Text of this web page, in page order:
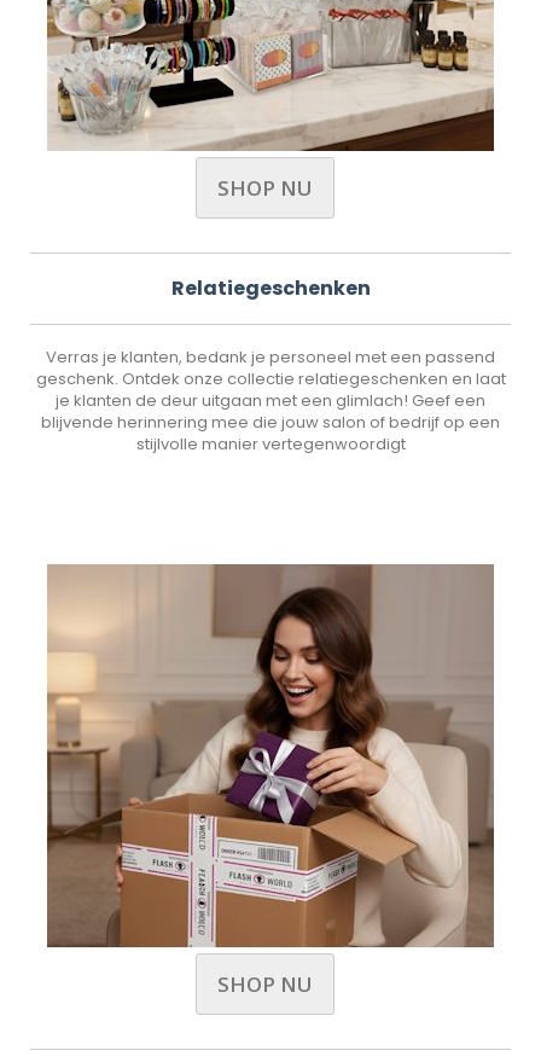
SHOP NU
Relatiegeschenken
Verras je klanten, bedank je personeel met een passend
geschenk. Ontdek onze collectie relatiegeschenken en laat
je klanten de deur uitgaan met een glimlach! Geef een
blijvende herinnering mee die jouw salon of bedrijf op een
stijlvolle manier vertegenwoordigt
SHOP NU